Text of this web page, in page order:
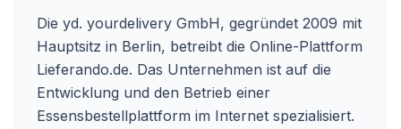
Die yd. yourdelivery GmbH, gegründet 2009 mit
Hauptsitz in Berlin, betreibt die Online-Plattform
Lieferando.de. Das Unternehmen ist auf die
Entwicklung und den Betrieb einer
Essensbestellplattform im Internet spezialisiert.